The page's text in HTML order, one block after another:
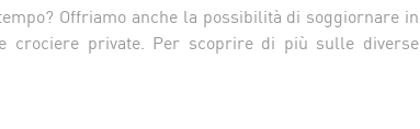
Offriamo anche la possibilità di soggiornare in
crociere private. Per scoprire di più sulle diverse